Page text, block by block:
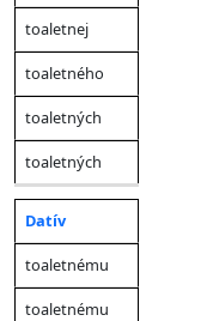
toaletnej
toaletného
toaletných
toaletných
Datív
toaletnému
toaletnému